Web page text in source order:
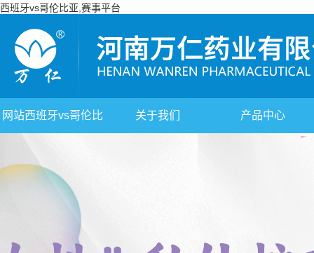
西班牙vs哥伦比亚,赛事平台
网站西班牙vs哥伦比 关于我们 产品中心